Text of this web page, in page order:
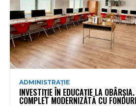
ADMINISTRAȚIE
INVESTIȚIE ÎN EDUCAȚIE LA
COMPLET MODERNIZATĂ CU